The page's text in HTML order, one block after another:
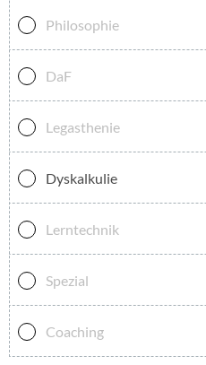
Philosophie
DaF
Legasthenie
Dyskalkulie
Lerntechnik
Spezial
Coaching